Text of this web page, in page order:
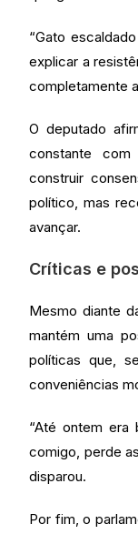
“Gato
explicar a
completamente
O deputado
constante
construir
político, mas
avançar.
Críticas e
Mesmo diante
mantém uma
políticas que,
conveniências
“Até ontem era
comigo, perde
disparou.
Por fim, o